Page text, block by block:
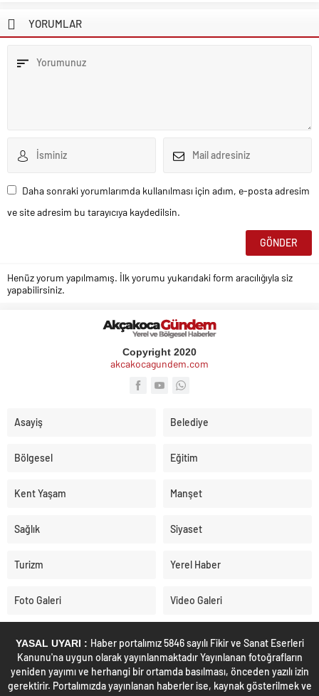
YORUMLAR
Daha sonraki yorumlarımda kullanılması için adım, e-posta adresim
ve site adresim bu tarayıcıya kaydedilsin.
Henüz yorum yapılmamış. İlk yorumu yukarıdaki form aracılığıyla siz
yapabilirsiniz.
Copyright 2020
akcakocagundem.com
Asayiş Belediye
Bölgesel Eğitim
Kent Yaşam Manşet
Sağlık Siyaset
Turizm Yerel Haber
Foto Galeri Video Galeri
YASAL UYARI : Haber portalımız 5846 sayılı Fikir ve Sanat Eserleri
Kanunu'na uygun olarak yayınlanmaktadır Yayınlanan fotoğrafların
yeniden yayımı ve herhangi bir ortamda basılması, önceden yazılı izin
gerektirir. Portalımızda yayınlanan haberler ise, kaynak gösterilmek ve